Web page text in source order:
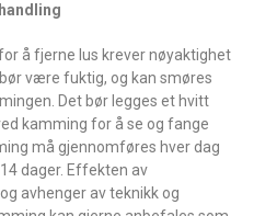
å fjerne lus krever nøyaktighet
være fuktig, og kan smøres
Det bør legges et hvitt
kamming for å se og fange
må gjennomføres hver dag
dager. Effekten av
avhenger av teknikk og